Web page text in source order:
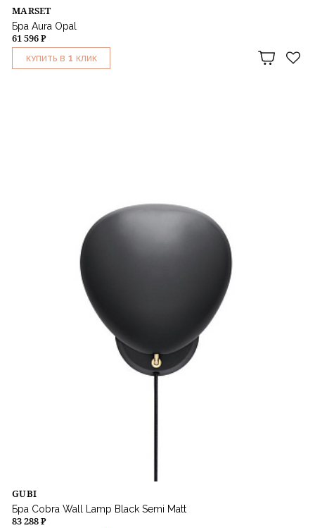
MARSET
Бра Aura Opal
61 596 ₽
КУПИТЬ В 1 КЛИК
GUBI
Бра Cobra Wall Lamp Black Semi Matt
83 288 ₽